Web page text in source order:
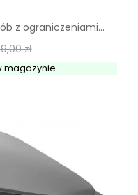
z ograniczeniami...
zł
magazynie